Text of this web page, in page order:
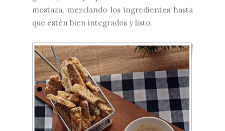
mostaza, mezclando los ingredientes hasta
que estén bien integrados y listo.